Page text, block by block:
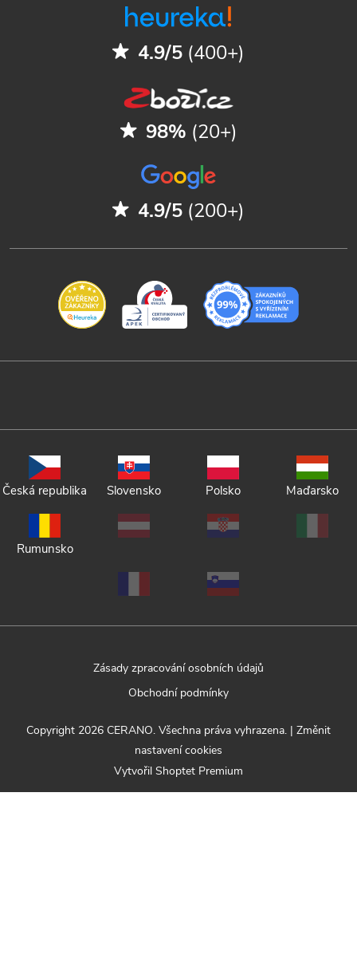
4.9/5 (400+)
98% (20+)
4.9/5 (200+)
Česká republika Slovensko Polsko Maďarsko
Rumunsko
Zásady zpracování osobních údajů
Obchodní podmínky
Vytvořil Shoptet Premium
Copyright 2026 CERANO. Všechna práva vyhrazena. | Změnit
nastavení cookies